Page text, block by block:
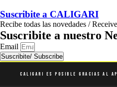
Suscribite a CALIGARI
Recibe todas las novedades /
Suscribite a nuestro
Email
Suscribite/ Subscribe
Caligari es posible gracias al